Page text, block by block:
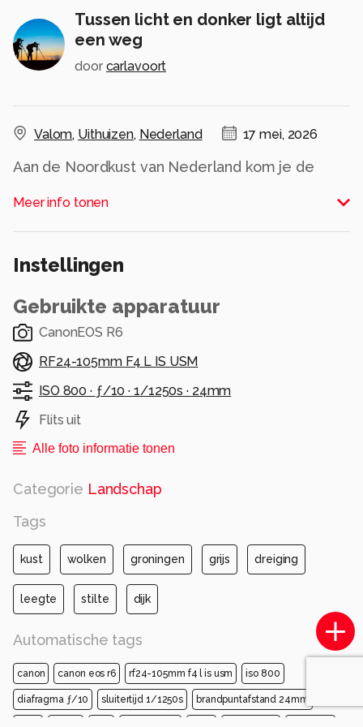
Tussen licht en donker ligt altijd
een weg
door carlavoort
Valom, Uithuizen, Nederland 17 mei, 2026
Aan de Noordkust van Nederland kom je de
Meer info tonen
Instellingen
Gebruikte apparatuur
CanonEOS R6
RF24-105mm F4 L IS USM
ISO 800 · ƒ/10 · 1/1250s · 24mm
Flits uit
Alle foto informatie tonen
Categorie Landschap
Tags
kust wolken groningen grijs dreiging
leegte stilte dijk
Automatische tags
canon canon eos r6 rf24-105mm f4 l is usm iso 800
diafragma ƒ/10 sluitertijd 1/1250s brandpuntafstand 24mm